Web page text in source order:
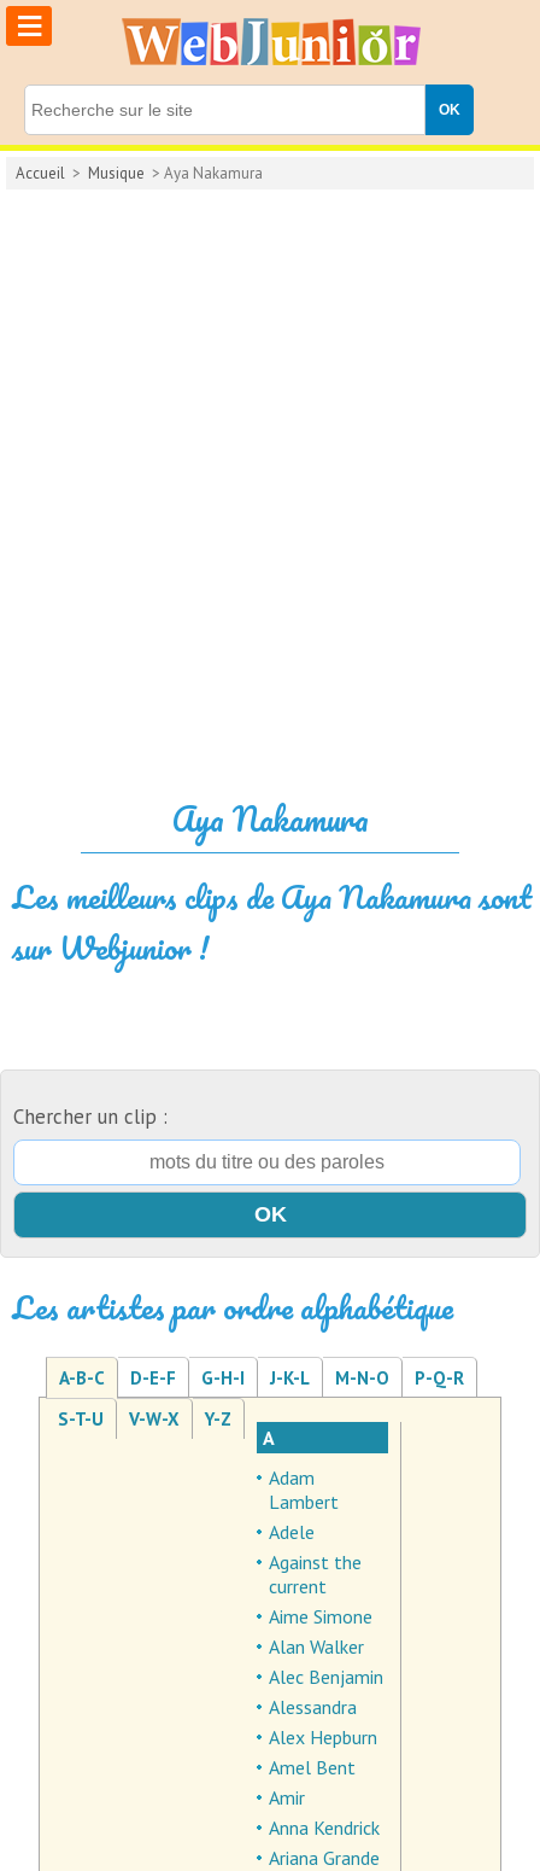
≡
Accueil > Musique > Aya Nakamura
Aya Nakamura
Les meilleurs clips de Aya Nakamura sont
sur Webjunior !
Chercher un clip :
Les artistes par ordre alphabétique
A-B-C D-E-F G-H-I J-K-L M-N-O
P-Q-R
S-T-U
V-W-X Y-Z
A
Adam
Lambert
Adele
Against the
current
Aime Simone
Alan Walker
Alec Benjamin
Alessandra
Alex Hepburn
Amel Bent
Amir
Anna Kendrick
Ariana Grande